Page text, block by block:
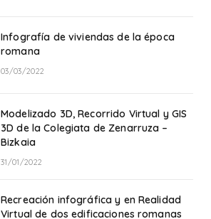
Infografía de viviendas de la época
romana
03/03/2022
Modelizado 3D, Recorrido Virtual y GIS
3D de la Colegiata de Zenarruza –
Bizkaia
31/01/2022
Recreación infográfica y en Realidad
Virtual de dos edificaciones romanas